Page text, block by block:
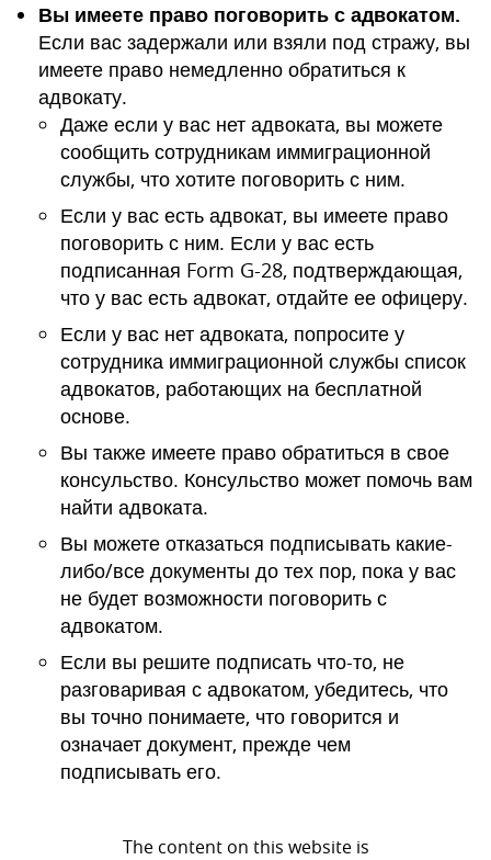
Вы имеете право поговорить с адвокатом.
Если вас задержали или взяли под стражу, вы
имеете право немедленно обратиться к
адвокату.
Даже если у вас нет адвоката, вы можете
сообщить сотрудникам иммиграционной
службы, что хотите поговорить с ним.
Если у вас есть адвокат, вы имеете право
поговорить с ним. Если у вас есть
подписанная Form G-28, подтверждающая,
что у вас есть адвокат, отдайте ее офицеру.
Если у вас нет адвоката, попросите у
сотрудника иммиграционной службы список
адвокатов, работающих на бесплатной
основе.
Вы также имеете право обратиться в свое
консульство. Консульство может помочь вам
найти адвоката.
Вы можете отказаться подписывать какие-
либо/все документы до тех пор, пока у вас
не будет возможности поговорить с
адвокатом.
Если вы решите подписать что-то, не
разговаривая с адвокатом, убедитесь, что
вы точно понимаете, что говорится и
означает документ, прежде чем
подписывать его.
The content on this website is